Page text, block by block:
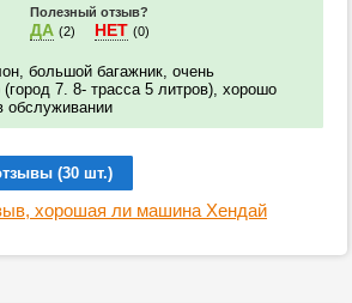
Полезный отзыв?
ДА (2) НЕТ (0)
большой багажник, очень
7. 8- трасса 5 литров), хорошо
обслуживании
(30 шт.)
хорошая ли машина Хендай